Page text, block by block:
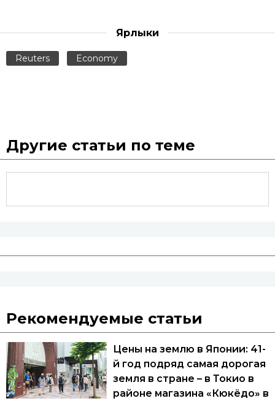
Ярлыки
Reuters Economy
Другие статьи по теме
Рекомендуемые статьи
Цены на землю в Японии: 41-
й год подряд самая дорогая
земля в стране – в Токио в
районе магазина «Кюкёдо» в